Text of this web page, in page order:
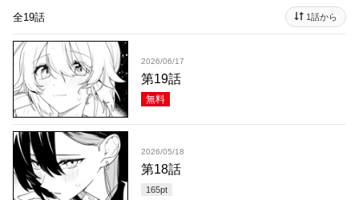
全19話 1話から
2026/06/17
第19話
無料
2026/05/18
第18話
165pt